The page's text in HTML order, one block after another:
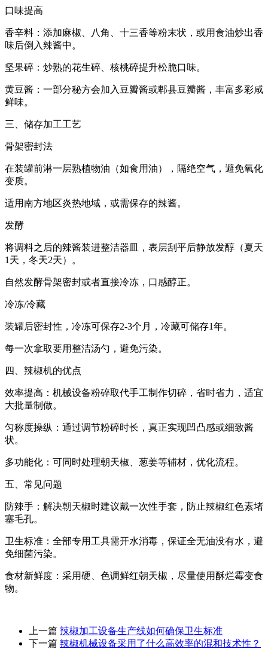
口味提高
香辛料：添加麻椒、八角、十三香等粉末状，或用食油炒出香
味后倒入辣酱中。
坚果碎：炒熟的花生碎、核桃碎提升松脆口味。
黄豆酱：一部分秘方会加入豆瓣酱或郫县豆瓣酱，丰富多彩咸
鲜味。
三、储存加工工艺
骨架密封法
在装罐前淋一层熟植物油（如食用油），隔绝空气，避免氧化
变质。
适用南方地区炎热地域，或需保存的辣酱。
发酵
将调料之后的辣酱装进整洁器皿，表层刮平后静放发醇（夏天
1天，冬天2天）。
自然发酵骨架密封或者直接冷冻，口感醇正。
冷冻/冷藏
装罐后密封性，冷冻可保存2-3个月，冷藏可储存1年。
每一次拿取要用整洁汤勺，避免污染。
四、辣椒机的优点
效率提高：机械设备粉碎取代手工制作切碎，省时省力，适宜
大批量制做。
匀称度操纵：通过调节粉碎时长，真正实现凹凸感或细致酱
状。
多功能化：可同时处理朝天椒、葱姜等辅材，优化流程。
五、常见问题
防辣手：解决朝天椒时建议戴一次性手套，防止辣椒红色素堵
塞毛孔。
卫生标准：全部专用工具需开水消毒，保证全无油没有水，避
免细菌污染。
食材新鲜度：采用硬、色调鲜红朝天椒，尽量使用酥烂霉变食
物。
上一篇 辣椒加工设备生产线如何确保卫生标准
下一篇 辣椒机械设备采用了什么高效率的混和技术性？